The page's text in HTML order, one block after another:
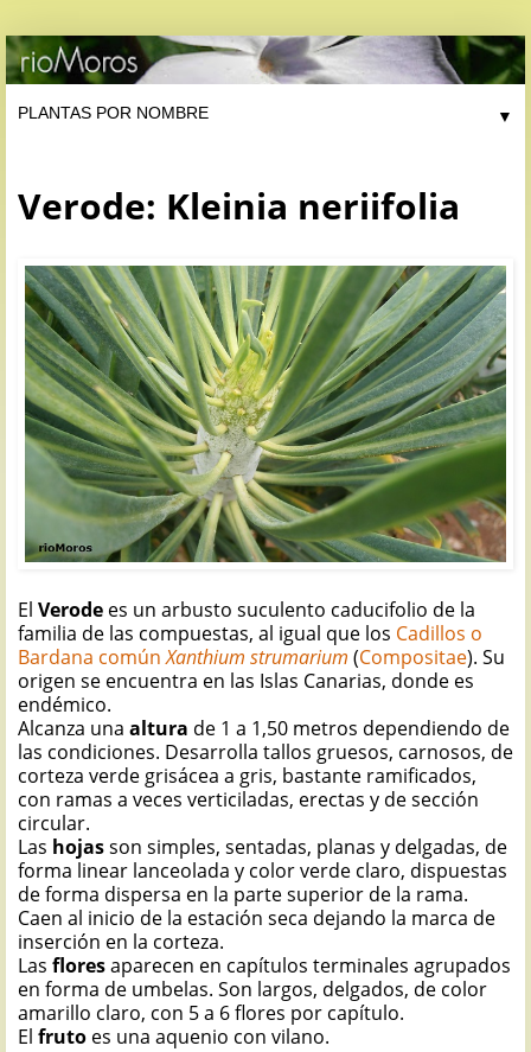
▼
Verode: Kleinia neriifolia
El Verode es un arbusto suculento caducifolio de la
familia de las compuestas, al igual que los Cadillos o
Bardana comúnXanthium strumarium (Compositae). Su
origen se encuentra en las Islas Canarias, donde es
endémico.
Alcanza una altura de 1 a 1,50 metros dependiendo de
las condiciones. Desarrolla tallos gruesos, carnosos, de
corteza verde grisácea a gris, bastante ramificados,
con ramas a veces verticiladas, erectas y de sección
circular.
Las hojasson simples, sentadas, planas y delgadas, de
forma linear lanceolada y color verde claro, dispuestas
de forma dispersa en la parte superior de la rama.
Caen al inicio de la estación seca dejando la marca de
inserción en la corteza.
Las floresaparecen en capítulos terminales agrupados
en forma de umbelas. Son largos, delgados, de color
amarillo claro, con 5 a 6 flores por capítulo.
El fruto es una aquenio con vilano.